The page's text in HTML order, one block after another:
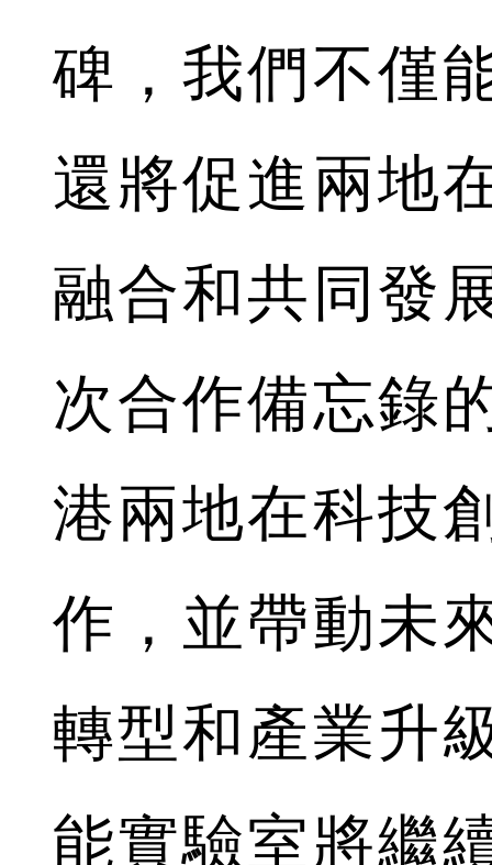
碑，我們不僅
還將促進兩地
融合和共同發
次合作備忘錄
港兩地在科技
作，並帶動未
轉型和產業升
能實驗室將繼